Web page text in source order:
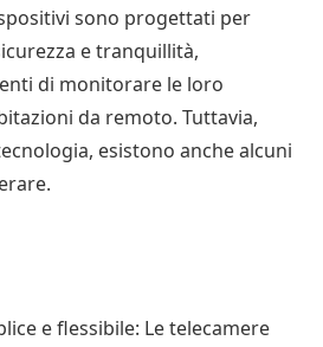
sono progettati per
e tranquillità,
di monitorare le loro
da remoto. Tuttavia,
esistono anche alcuni
e flessibile: Le telecamere